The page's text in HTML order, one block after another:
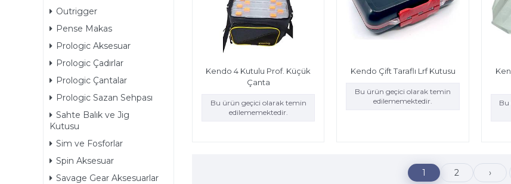
Outrigger
Pense Makas
Prologic Aksesuar
Prologic Çadırlar
Prologic Çantalar
Prologic Sazan Sehpası
Sahte Balık ve Jig
Kutusu
Sim ve Fosforlar
Spin Aksesuar
Savage Gear Aksesuarlar
Kendo 4 Kutulu Prof. Küçük
Çanta
Bu ürün geçici olarak temin
edilememektedir.
Kendo Çift Taraflı Lrf Kutusu
Bu ürün geçici olarak temin
edilememektedir.
Bu
1 2 ›